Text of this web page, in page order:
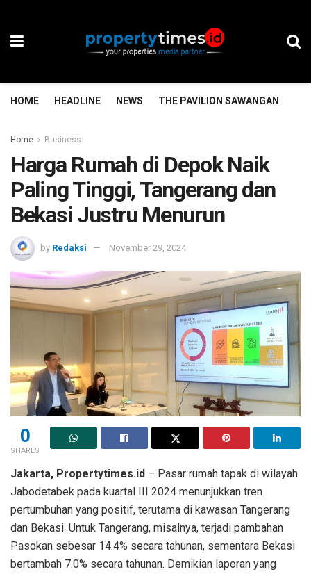
HOME HEADLINE NEWS THE PAVILION SAWANGAN
Home Business
Harga Rumah di Depok Naik
Paling Tinggi, Tangerang dan
Bekasi Justru Menurun
by Redaksi November 29, 2024
0
SHARES
Jakarta, Propertytimes.id – Pasar rumah tapak di wilayah
Jabodetabek pada kuartal III 2024 menunjukkan tren
pertumbuhan yang positif, terutama di kawasan Tangerang
dan Bekasi. Untuk Tangerang, misalnya, terjadi pambahan
Pasokan sebesar 14.4% secara tahunan, sementara Bekasi
bertambah 7.0% secara tahunan. Demikian laporan yang